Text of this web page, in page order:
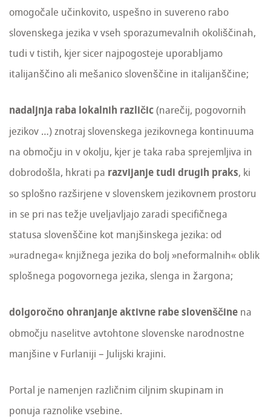
omogočale učinkovito, uspešno in suvereno rabo
slovenskega jezika v vseh sporazumevalnih okoliščinah,
tudi v tistih, kjer sicer najpogosteje uporabljamo
italijanščino ali mešanico slovenščine in italijanščine;
nadaljnja raba lokalnih različic(narečij, pogovornih
jezikov …) znotraj slovenskega jezikovnega kontinuuma
na območju in v okolju, kjer je taka raba sprejemljiva in
dobrodošla, hkrati pa razvijanje tudi drugih praks, ki
so splošno razširjene v slovenskem jezikovnem prostoru
in se pri nas težje uveljavljajo zaradi specifičnega
statusa slovenščine kot manjšinskega jezika: od
»uradnega« knjižnega jezika do bolj »neformalnih« oblik
splošnega pogovornega jezika, slenga in žargona;
dolgoročno ohranjanjeaktivne rabe slovenščine na
območju naselitve avtohtone slovenske narodnostne
manjšine v Furlaniji – Julijski krajini.
Portal je namenjen različnim ciljnim skupinam in
ponuja raznolike vsebine.